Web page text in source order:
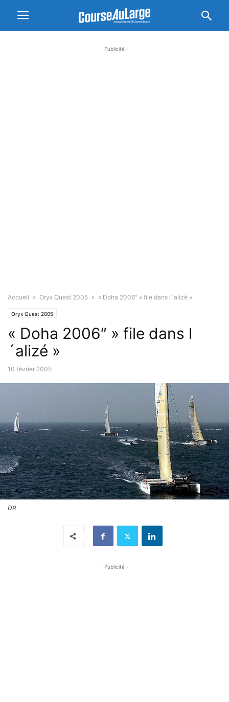
- Publicité -
Accueil Oryx Quest 2005 « Doha 2006″ » file dans l´alizé »
Oryx Quest 2005
« Doha 2006″ » file dans l
´alizé »
10 février 2005
DR
- Publicité -